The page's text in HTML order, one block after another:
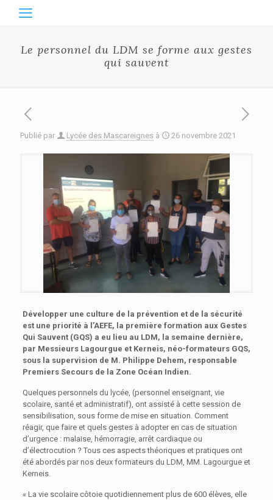
Le personnel du LDM se forme aux gestes
qui sauvent
Publié par Lycée des Mascareignes à 26 novembre 2021
Développer une culture de la prévention et de la sécurité
est une priorité à l’AEFE, la première formation aux Gestes
Qui Sauvent (GQS) a eu lieu au LDM, la semaine dernière,
par Messieurs Lagourgue et Kerneis, néo-formateurs GQS,
sous a supervision de M. Philippe Dehem, responsable
Premiers Secours de la Zone Océan Indien.
Quelques personnels du lycée, (personnel enseignant, vie
scolaire, santé et administratif), ont assisté à cette session de
sensibilisation, sous forme de mise en situation. Comment
réagir, que faire et quels gestes à adopter en cas de situation
d’urgence : malaise, hémorragie, arrêt cardiaque ou
d’électrocution ? Tous ces aspects théoriques et pratiques ont
été abordés par nos deux formateurs du LDM, MM. Lagourgue et
Kerneis.
« La vie scolaire côtoie quotidiennement plus de 600 élèves, elle